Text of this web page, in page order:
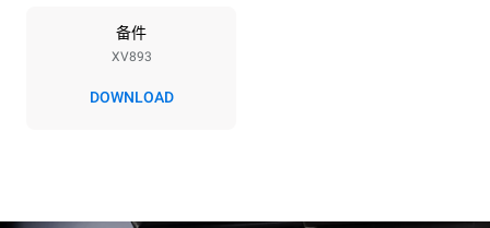
50 / 60 Hz
备件
XV893
DOWNLOAD